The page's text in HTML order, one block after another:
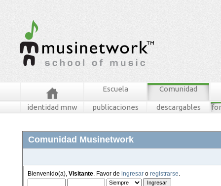
Escuela Comunidad
identidad mnw publicaciones descargables
Comunidad Musinetwork
Bienvenido(a), Visitante . Favor de ingresar o registrarse